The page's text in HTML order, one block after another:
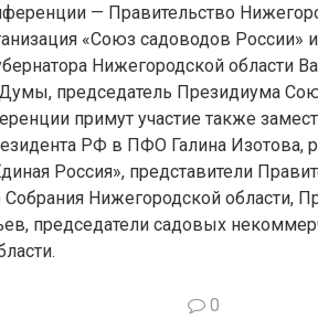
— Правительство
«Союз садоводов России»
Нижегородской области
председатель Президиума
примут участие также
РФ в ПФО Галина Изотова,
Россия», представители
Собрания Нижегородской области,
председатели садовых
0